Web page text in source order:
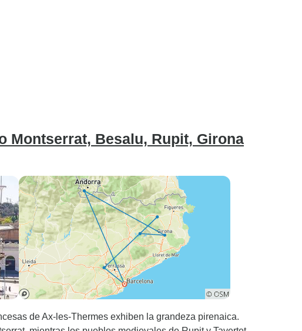
Montserrat, Besalu, Rupit, Girona
de Ax-les-Thermes exhiben la grandeza pirenaica.